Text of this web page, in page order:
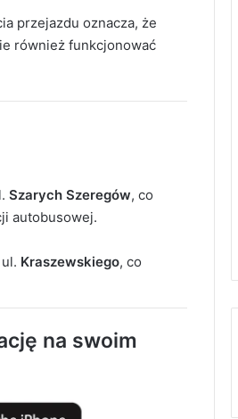
przejazdu oznacza, że
również funkcjonować
Szarych Szeregów, co
autobusowej.
Kraszewskiego, co
na swoim
ranna po zderzeniu z
śmiertelny wypadek i uciekł z